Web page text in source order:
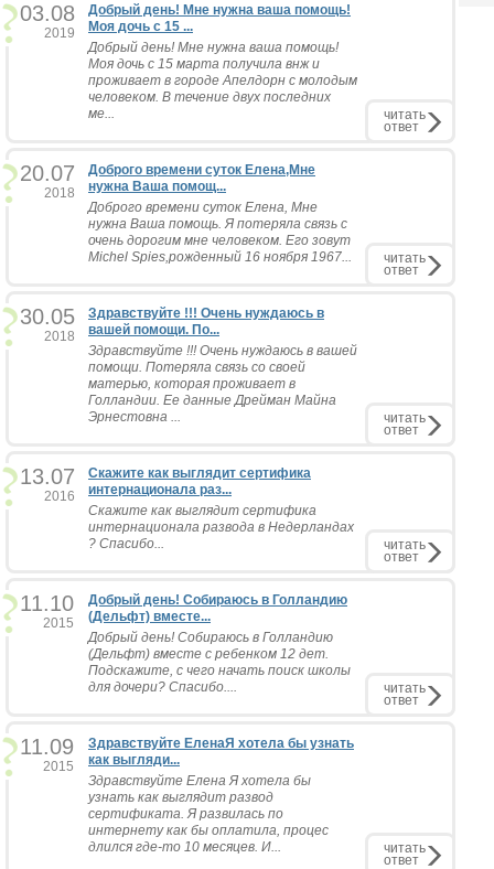
03.08
2019
Добрый день! Мне нужна ваша помощь!
Моя дочь с 15 ...
Добрый день! Мне нужна ваша помощь!
Моя дочь с 15 марта получила внж и
проживает в городе Апелдорн с молодым
человеком. В течение двух последних
ме...
читать
ответ
20.07
2018
Доброго времени суток Елена,Мне
нужна Ваша помощ...
Доброго времени суток Елена, Мне
нужна Ваша помощь. Я потеряла связь с
очень дорогим мне человеком. Его зовут
Michel Spies,рожденный 16 ноября 1967...
читать
ответ
30.05
2018
Здравствуйте !!! Очень нуждаюсь в
вашей помощи. По...
Здравствуйте !!! Очень нуждаюсь в вашей
помощи. Потеряла связь со своей
матерью, которая проживает в
Голландии. Ее данные Дрейман Майна
Эрнестовна ...
читать
ответ
13.07
2016
Скажите как выглядит сертифика
интернационала раз...
Скажите как выглядит сертифика
интернационала развода в Недерландах
? Спасибо...
читать
ответ
11.10
2015
Добрый день! Собираюсь в Голландию
(Дельфт) вместе...
Добрый день! Собираюсь в Голландию
(Дельфт) вместе с ребенком 12 дет.
Подскажите, с чего начать поиск школы
для дочери? Спасибо....
читать
ответ
11.09
2015
Здравствуйте ЕленаЯ хотела бы узнать
как выгляди...
Здравствуйте Елена Я хотела бы
узнать как выглядит развод
сертификата. Я развилась по
интернету как бы оплатила, процес
длился где-то 10 месяцев. И...
читать
ответ